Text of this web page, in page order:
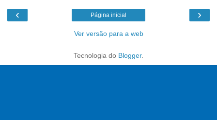
‹ ›
Página inicial
Ver versão para a web
Tecnologia do Blogger.